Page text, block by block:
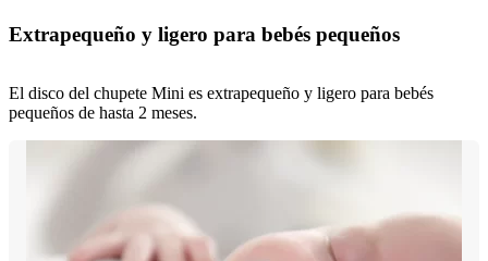
Extrapequeño y ligero para bebés pequeños
El disco del chupete Mini es extrapequeño y ligero para bebés
pequeños de hasta 2 meses.